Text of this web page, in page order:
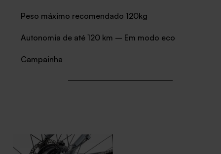
Peso máximo recomendado 120kg
Autonomia de até 120 km – Em modo eco
Campainha